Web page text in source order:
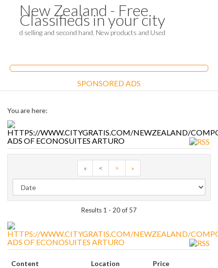
New Zealand - Free
Classifieds in your city
d selling and second hand. New products and Used
SPONSORED ADS
You are here:
ADS OF ECONOSUITES ARTURO
« < > »
Results 1 - 20 of 57
ADS OF ECONOSUITES ARTURO
Content Location Price